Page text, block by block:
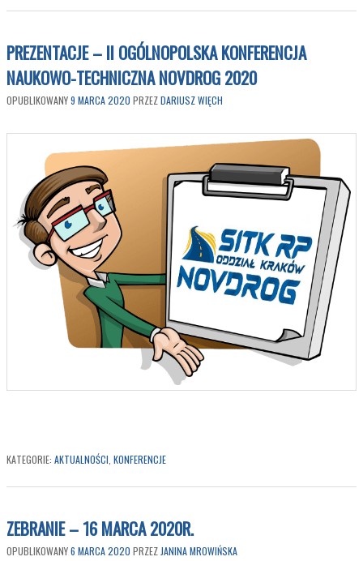
PREZENTACJE – II OGÓLNOPOLSKA KONFERENCJA
NAUKOWO-TECHNICZNA NOVDROG 2020
OPUBLIKOWANY9 MARCA 2020 PRZEZDARIUSZ WIĘCH
KATEGORIE: AKTUALNOŚCI KONFERENCJE
ZEBRANIE – 16 MARCA 2020R.
OPUBLIKOWANY6 MARCA 2020 PRZEZ JANINA MROWIŃSKA